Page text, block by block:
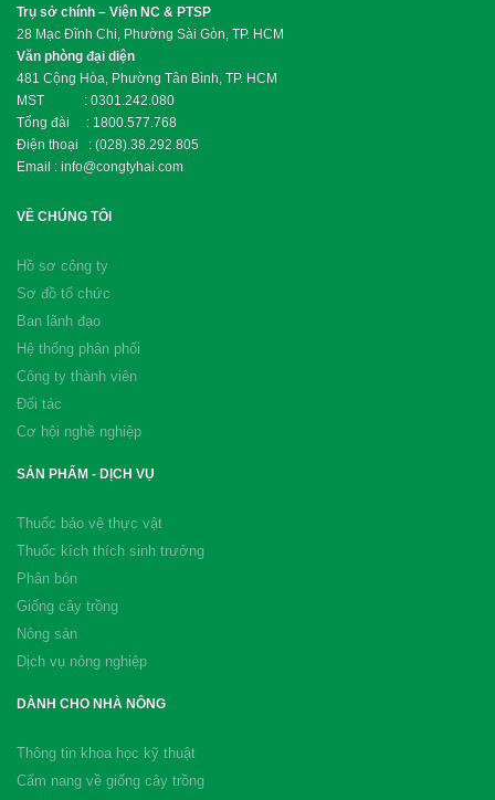
Trụ sở chính – Viện NC & PTSP
28 Mạc Đĩnh Chi, Phường Sài Gòn, TP. HCM
Văn phòng đại diện
481 Cộng Hòa, Phường Tân Bình, TP. HCM
MST : 0301.242.080
Tổng đài : 1800.577.768
Điện thoại : (028).38.292.805
Email : info@congtyhai.com
VỀ CHÚNG TÔI
Hồ sơ công ty
Sơ đồ tổ chức
Ban lãnh đạo
Hệ thống phân phối
Công ty thành viên
Đối tác
Cơ hội nghề nghiệp
SẢN PHẨM - DỊCH VỤ
Thuốc bảo vệ thực vật
Thuốc kích thích sinh trưởng
Phân bón
Giống cây trồng
Nông sản
Dịch vụ nông nghiệp
DÀNH CHO NHÀ NÔNG
Thông tin khoa học kỹ thuật
Cẩm nang về giống cây trồng